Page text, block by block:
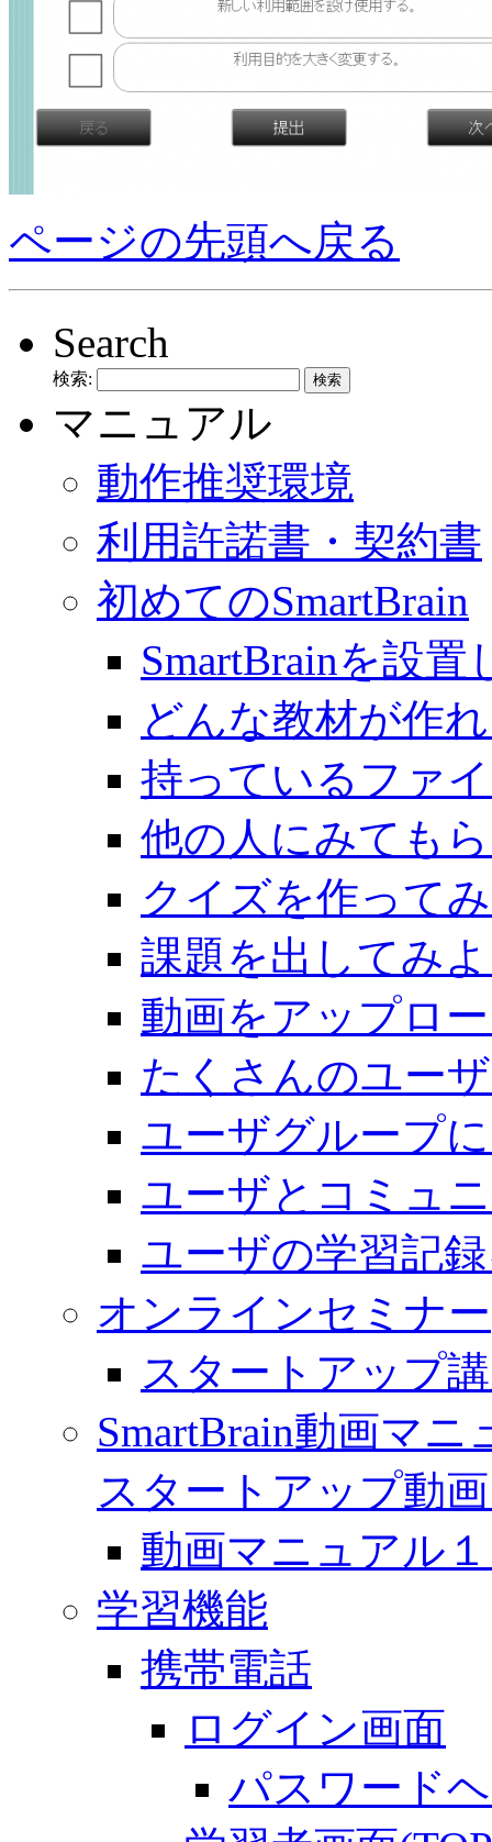
ページの先頭へ戻る
Search
検索:
マニュアル
動作推奨環境
利用許諾書・契約書
初めてのSmartBrain
SmartBrainを設置
どんな教材が作
持っているファ
他の人にみても
クイズを作って
課題を出してみ
動画をアップロ
たくさんのユー
ユーザグループ
ユーザとコミュ
ユーザの学習記
オンラインセミナー
スタートアップ
SmartBrain動画マ
スタートアップ動
動画マニュアル
学習機能
携帯電話
ログイン画面
パスワード